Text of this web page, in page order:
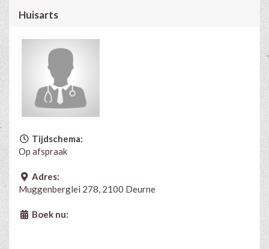
Huisarts
Tijdschema:
Op afspraak
Adres:
Muggenberglei 278, 2100 Deurne
Boek nu: